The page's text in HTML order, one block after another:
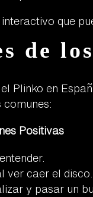
que
de
Plinko en
Positivas
ver caer el disco.
y pasar un